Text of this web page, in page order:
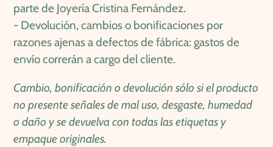
parte de Joyería Cristina Fernández.
- Devolución, cambios o bonificaciones por
razones ajenas a defectos de fábrica: gastos de
envío correrán a cargo del cliente.
Cambio, bonificación o devolución sólo si el producto
no presente señales de mal uso, desgaste, humedad
o daño y se devuelva con todas las etiquetas y
empaque originales.